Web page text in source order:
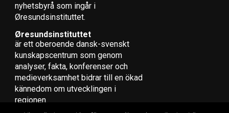
nyhets­byrå som ingår i
Øresundsinstituttet.
Øresundsinstituttet
är ett oberoende dansk-svenskt
kunskapscentrum som genom
analyser, fakta, konferenser och
medieverksamhet bidrar till en ökad
kännedom om utvecklingen i
regionen.